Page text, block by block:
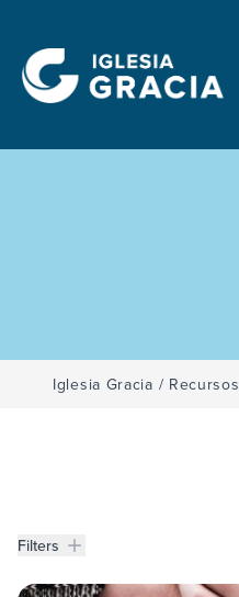
Iglesia Gracia / Recursos
Filters
Filters